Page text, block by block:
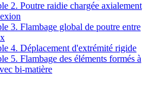
2. Poutre raidie chargée axialement
3. Flambage global de poutre entre
4. Déplacement d'extrémité rigide
5. Flambage des éléments formés à
bi-matière